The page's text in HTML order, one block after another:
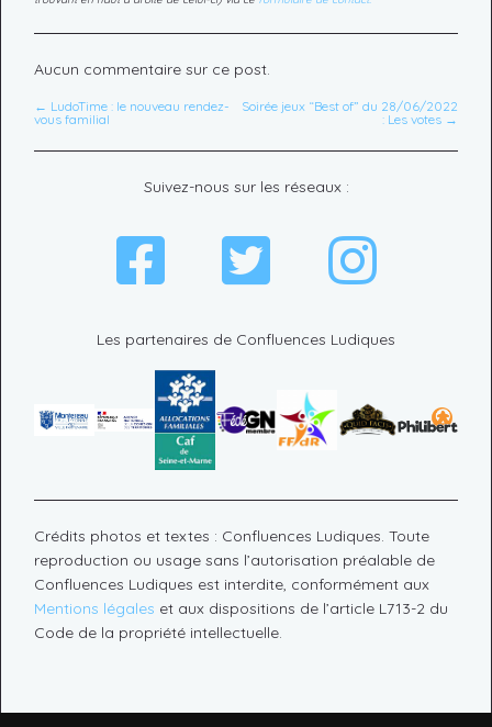
Aucun commentaire sur ce post.
← LudoTime : le nouveau rendez-
vous familial
Soirée jeux “Best of” du 28/06/2022
: Les votes →
Les partenaires de Confluences Ludiques
Suivez-nous sur les réseaux :
Crédits photos et textes : Confluences Ludiques. Toute
reproduction ou usage sans l’autorisation préalable de
Confluences Ludiques est interdite, conformément aux
Mentions légales et aux dispositions de l’article L713-2 du
Code de la propriété intellectuelle.